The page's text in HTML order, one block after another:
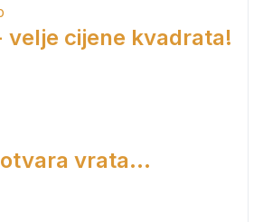
velje cijene kvadrata!
vrata...